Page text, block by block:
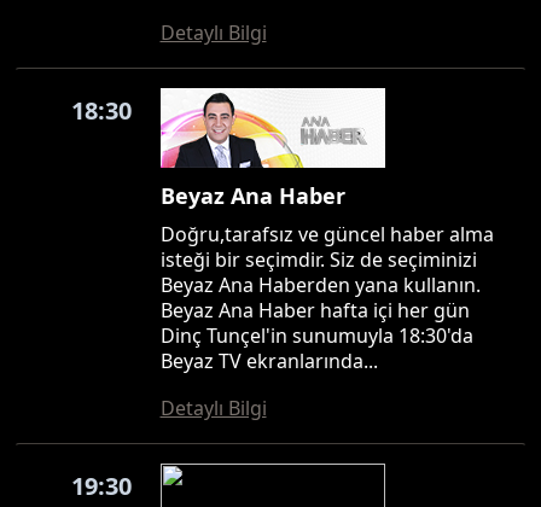
Detaylı Bilgi
18:30
Beyaz Ana Haber
Doğru,tarafsız ve güncel haber alma
isteği bir seçimdir. Siz de seçiminizi
Beyaz Ana Haberden yana kullanın.
Beyaz Ana Haber hafta içi her gün
Dinç Tunçel'in sunumuyla 18:30'da
Beyaz TV ekranlarında...
Detaylı Bilgi
19:30